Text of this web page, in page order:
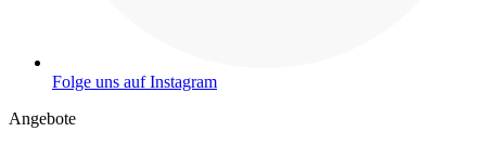
Folge uns auf Instagram
Angebote